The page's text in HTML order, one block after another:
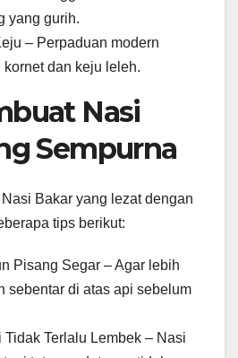
yang gurih.
– Perpaduan modern
dan keju leleh.
Nasi
Sempurna
Bakar yang lezat dengan
tips berikut:
Pisang Segar – Agar lebih
sebentar di atas api sebelum
Tidak Terlalu Lembek – Nasi